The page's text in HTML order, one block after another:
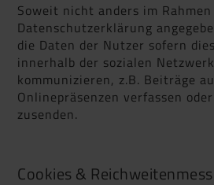
Soweit nicht anders im
Datenschutzerklärung
die Daten der Nutzer sofern
innerhalb der sozialen
kommunizieren, z.B. Beiträge
Onlinepräsenzen verfassen
zusenden.
Cookies &